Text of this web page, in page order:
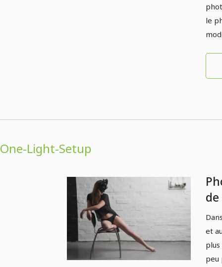
le
One-Light-Setup
et
peu